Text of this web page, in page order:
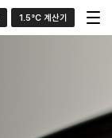
1.5°C 계산기